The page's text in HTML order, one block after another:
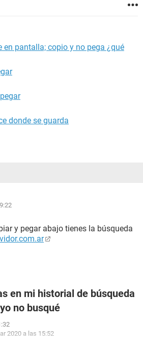
en pantalla; copio y no pega ¿qué
donde se guarda
y pegar abajo tienes la búsqueda
en mi historial de búsqueda
no busqué
2020 a las 15:52